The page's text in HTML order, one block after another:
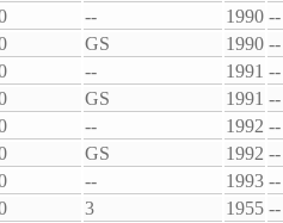
-- 1990 --
GS 1990 --
-- 1991 --
GS 1991 --
-- 1992 --
GS 1992 --
-- 1993 --
3 1955 --